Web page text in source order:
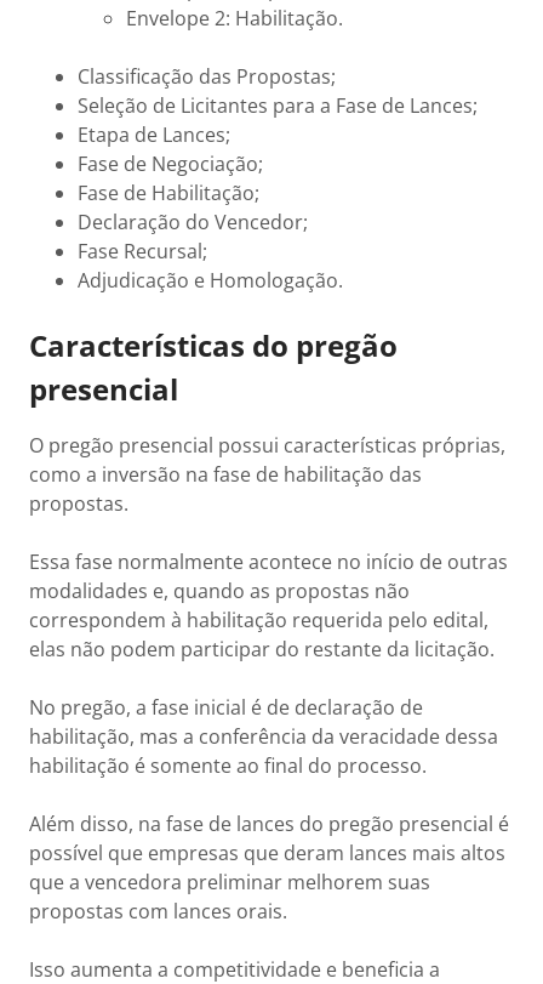
Envelope 2: Habilitação.
Classificação das Propostas;
Seleção de Licitantes para a Fase de Lances;
Etapa de Lances;
Fase de Negociação;
Fase de Habilitação;
Declaração do Vencedor;
Fase Recursal;
Adjudicação e Homologação.
Características do pregão
presencial
O pregão presencial possui características próprias,
como a inversão na fase de habilitação das
propostas.
Essa fase normalmente acontece no início de outras
modalidades e, quando as propostas não
correspondem à habilitação requerida pelo edital,
elas não podem participar do restante da licitação.
No pregão, a fase inicial é de declaração de
habilitação, mas a conferência da veracidade dessa
habilitação é somente ao final do processo.
Além disso, na fase de lances do pregão presencial é
possível que empresas que deram lances mais altos
que a vencedora preliminar melhorem suas
propostas com lances orais.
Isso aumenta a competitividade e beneficia a